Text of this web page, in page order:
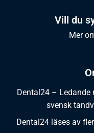
Dental24 – Ledande
svensk
Dental24 läses av
Vill du
Mer